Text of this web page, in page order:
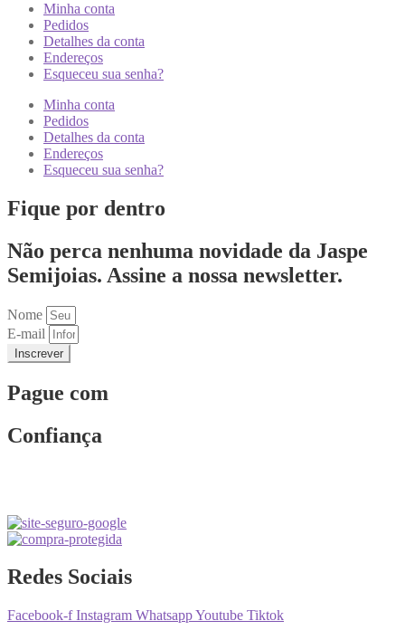
Minha conta
Pedidos
Detalhes da conta
Endereços
Esqueceu sua senha?
Minha conta
Pedidos
Detalhes da conta
Endereços
Esqueceu sua senha?
Fique por dentro
Não perca nenhuma novidade da Jaspe
Semijoias. Assine a nossa newsletter.
Nome
E-mail
Inscrever
Pague com
Confiança
Redes Sociais
Facebook-f Instagram WhatsappYoutube Tiktok